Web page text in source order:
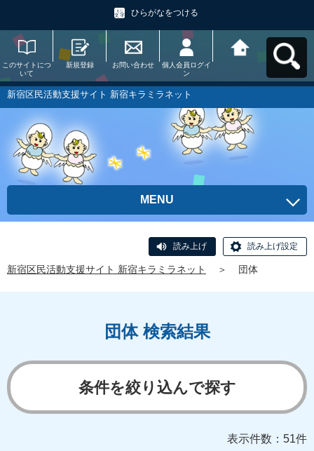
ひらがなをつける
このサイトにつ
いて
新規登録 お問い合わせ
個人会員ログイ
ン
ラミラネットへ
新宿区民活動支援サイト 新宿キラミラネット
MENU
読み上げ 読み上げ設定
新宿区民活動支援サイト 新宿キラミラネット ＞ 団体
団体 検索結果
条件を絞り込んで探す
表示件数：51件